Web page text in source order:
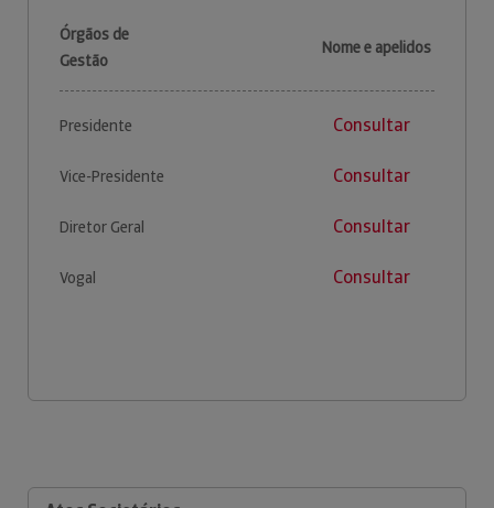
Órgãos de
Gestão
Nome e apelidos
Presidente Consultar
Vice-Presidente Consultar
Diretor Geral Consultar
Vogal Consultar